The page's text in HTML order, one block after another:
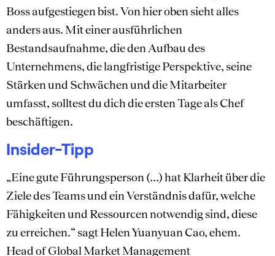
Boss aufgestiegen bist. Von hier oben sieht alles
anders aus. Mit einer ausführlichen
Bestandsaufnahme, die den Aufbau des
Unternehmens, die langfristige Perspektive, seine
Stärken und Schwächen und die Mitarbeiter
umfasst, solltest du dich die ersten Tage als Chef
beschäftigen.
Insider-Tipp
„Eine gute Führungsperson (…) hat Klarheit über die
Ziele des Teams und ein Verständnis dafür, welche
Fähigkeiten und Ressourcen notwendig sind, diese
zu erreichen.“ sagt Helen Yuanyuan Cao, ehem.
Head of Global Market Management